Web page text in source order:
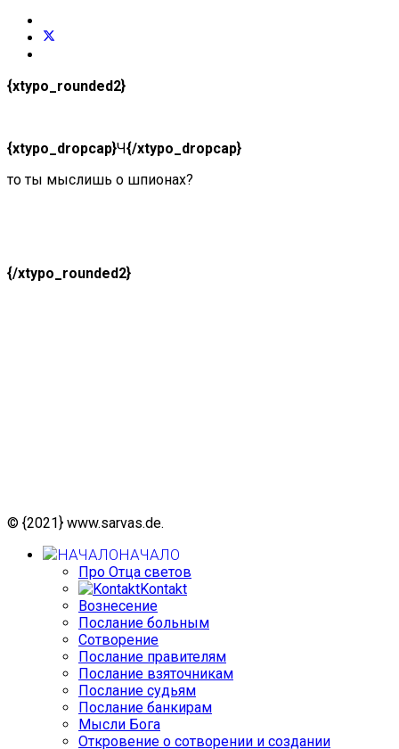
{xtypo_rounded2}
{xtypo_dropcap}Ч{/xtypo_dropcap}
то ты мыслишь о шпионах?
{/xtypo_rounded2}
© {2021} www.sarvas.de.
НАЧАЛО
Про Отца светов
Kontakt
Вознесение
Послание больным
Сотворение
Послание правителям
Послание взяточникам
Послание судьям
Послание банкирам
Мысли Бога
Откровение о сотворении и создании